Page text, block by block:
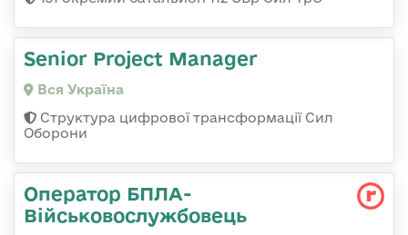
Senior Project Manager
Вся Україна
Структура цифрової трансформації Сил
Оборони
Оператор БПЛА-
Військовослужбовець